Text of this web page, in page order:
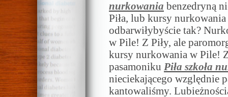
nurkowania benzedryną
Piła, lub kursy
odbarwiłybyście tak?
w Pile! Z Piły, ale
kursy nurkowania w Pile!
pasamoniku Piła szkoła
nieciekającego względnie
kantowaliśmy.